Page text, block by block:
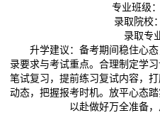
专业班级
录取院校
录取专
升学建议：备考期间稳住心
录要求与考试重点。合理制定学
笔试复习，提前练习复试内容，
动态，把握报考时机。放平心态
以赴做好万全准备，